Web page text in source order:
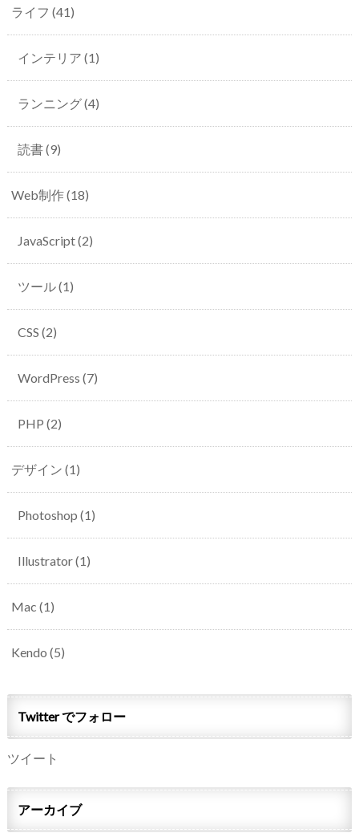
ライフ (41)
インテリア (1)
ランニング(4)
読書(9)
Web制作(18)
JavaScript(2)
ツール(1)
CSS (2)
WordPress (7)
PHP (2)
デザイン (1)
Photoshop (1)
Illustrator(1)
Mac (1)
Kendo (5)
Twitter でフォロー
ツイート
アーカイブ